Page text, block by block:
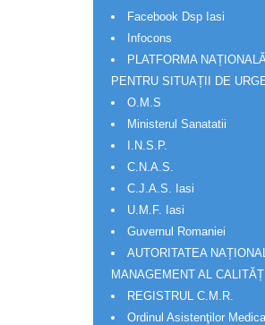
Facebook Dsp Iasi
Infocons
PLATFORMA
PENTRU SITUAȚII DE
O.M.S
Ministerul Sanatatii
I.N.S.P.
C.N.A.S.
C.J.A.S. Iasi
U.M.F. Iasi
Guvernul Romaniei
AUTORITATEA
MANAGEMENT AL
REGISTRUL C.M.R.
Ordinul Asistenţilor